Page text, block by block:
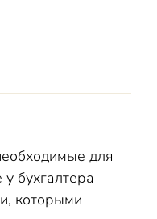
для
бухгалтера
которыми